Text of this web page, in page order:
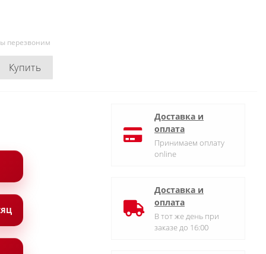
перезвоним
Купить
Доставка и
оплата
Принимаем оплату
online
Доставка и
оплата
В тот же день при
заказе до 16:00